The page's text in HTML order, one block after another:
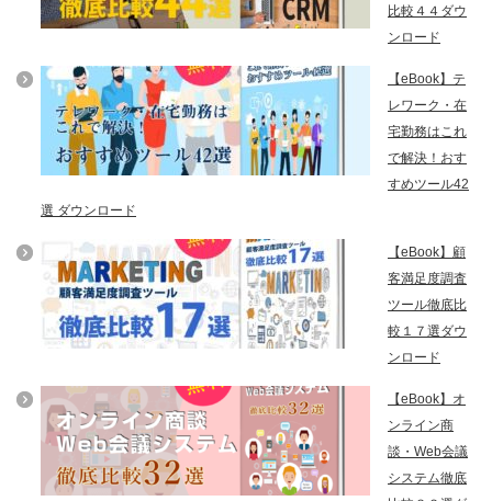
比較４４ダウ
ンロード
【eBook】テ
レワーク・在
宅勤務はこれ
で解決！おす
すめツール42
選 ダウンロード
【eBook】顧
客満足度調査
ツール徹底比
較１７選ダウ
ンロード
【eBook】オ
ンライン商
談・Web会議
システム徹底